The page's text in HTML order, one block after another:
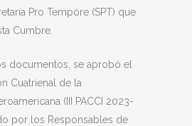
Pro Tempore (SPT) que
Cumbre.
documentos, se aprobó el
Cuatrienal de la
(III PACCI 2023-
por los Responsables de